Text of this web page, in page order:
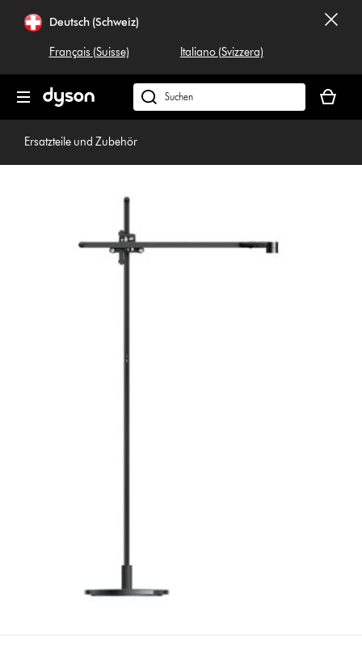
überspringenDeutsch (Schweiz)
Français (Suisse) Italiano (Svizzera)
Dyson.ch
durchsuchen
ist
Ersatzteile und Zubehör